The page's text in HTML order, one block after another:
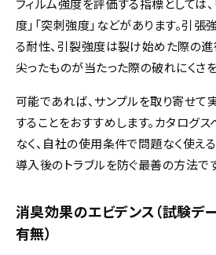
フィルム強度を評価する指標としては、
度」「突刺強度」などがあります。引
る耐性、引裂強度は裂け始めた際の進
尖ったものが当たった際の破れにくさを
可能であれば、サンプルを取り寄せて
することをおすすめします。カタログ
なく、自社の使用条件で問題なく使え
導入後のトラブルを防ぐ最善の方法です
消臭効果のエビデンス（試験デ
有無）